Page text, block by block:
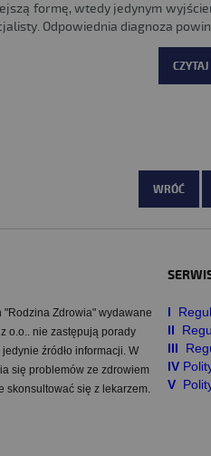
formę, wtedy jedynym
Odpowiednia diagnoza
WRÓĆ
"Rodzina Zdrowia" wydawane
o.o.. nie zastępują porady
źródło informacji. W
się problemów ze zdrowiem
skonsultować się z lekarzem.
I
II
III
IV
V